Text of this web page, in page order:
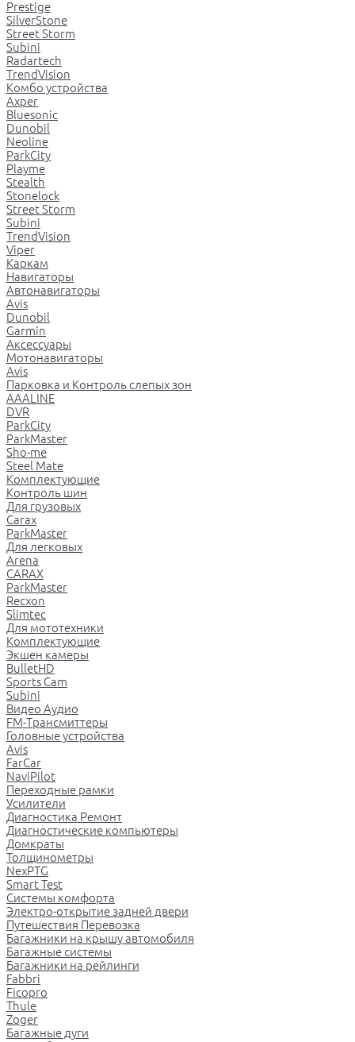
Prestige
SilverStone
Street Storm
Subini
Radartech
TrendVision
Комбо устройства
Axper
Bluesonic
Dunobil
Neoline
ParkCity
Playme
Stealth
Stonelock
Street Storm
Subini
TrendVision
Viper
Каркам
Навигаторы
Автонавигаторы
Avis
Dunobil
Garmin
Аксессуары
Мотонавигаторы
Avis
Парковка и Контроль слепых зон
AAALINE
DVR
ParkCity
ParkMaster
Sho-me
Steel Mate
Комплектующие
Контроль шин
Для грузовых
Carax
ParkMaster
Для легковых
Arena
CARAX
ParkMaster
Recxon
Slimtec
Для мототехники
Комплектующие
Экшен камеры
BulletHD
Sports Cam
Subini
Видео Аудио
FM-Трансмиттеры
Головные устройства
Avis
FarCar
NaviPilot
Переходные рамки
Усилители
Диагностика Ремонт
Диагностические компьютеры
Домкраты
Толщинометры
NexPTG
Smart Test
Системы комфорта
Электро-открытие задней двери
Путешествия Перевозка
Багажники на крышу автомобиля
Багажные системы
Багажники на рейлинги
Fabbri
Ficopro
Thule
Zoger
Багажные дуги